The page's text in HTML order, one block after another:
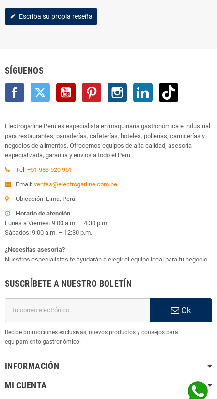
edit Escriba su propia reseña
SÍGUENOS
Facebook Twitter YouTube Pinterest Instagram LinkedIn
Electrogarline Perú es especialista en maquinaria gastronómica e industrial
para restaurantes, panaderías, cafeterías, hoteles, pollerías, carnicerías y
negocios de alimentos. Ofrecemos equipos de alta calidad, asesoría
especializada, garantía y envíos a todo el Perú.
Tel: +51 983 520 951
Email: ventas@electrogarline.com.pe
Ubicación: Lima, Perú
Horario de atención
Lunes a Viernes: 9:00 a.m. – 4:30 p.m.
Sábados: 9:00 a.m. – 12:30 p.m.
¿Necesitas asesoría?
Nuestros especialistas te ayudarán a elegir el equipo ideal para tu negocio.
SUSCRÍBETE A NUESTRO BOLETÍN
Ok
Recibe promociones exclusivas, nuevos productos y consejos para
equipamiento gastronómico.
INFORMACIÓN
MI CUENTA